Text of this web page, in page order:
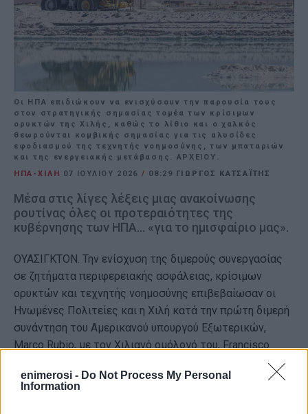
enimerosi - Do Not Process My Personal
Information
Οι ΗΠΑ επιδιώκουν να ενισχύσουν την παρουσία τους
στον στρατηγικής σημασίας τομέα των κρίσιμων
ορυκτών της Χιλής, καθώς το λίθιο και ο χαλκός
θεωρούνται κομβικής σημασίας για τις αλυσίδες
εφοδιασμού της τεχνητής νοημοσύνης, των μπαταριών
και της ενεργειακής μετάβασης. ΑΡΧΕΙΟΥ.
ΗΠΑ-ΧΙΛΗ 07 ΙΟΥΛΊΟΥ 2026 / 08:29 ΓΙΩΡΓΟΣ ΚΑΤΣΑΪΤΗΣ
Μέσα στις λίγες λέξεις μιας ανακοίνωσης
ρουτίνας όλες οι προτεραιότητες της
κυβέρνησης των ΗΠΑ... «για το ημισφαίριο μας».
ΟΥΑΣΙΓΚΤΟΝ. Την ενίσχυση της διμερούς συνεργασίας
σε ζητήματα περιφερειακής ασφάλειας, κρίσιμων
ορυκτών και τεχνητής νοημοσύνης επιβεβαίωσαν οι
Ηνωμένες Πολιτείες και η Χιλή κατά την πρώτη διμερή
συνάντηση του Αμερικανού υπουργού Εξωτερικών,
Marco Rubio, με τον Χιλιανό ομόλογό του, Francisco
Σύμφωνα με ανακοίνωση του εκπροσώπου του Στέιτ